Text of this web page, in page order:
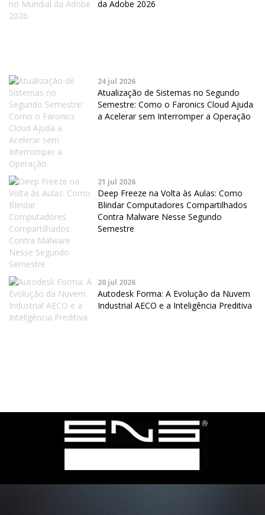
da Adobe 2026
24 jul 2026
Atualização de Sistemas no Segundo
Semestre: Como o Faronics Cloud Ajuda
a Acelerar sem Interromper a Operação
21 jul 2026
Deep Freeze na Volta às Aulas: Como
Blindar Computadores Compartilhados
Contra Malware Nesse Segundo
Semestre
20 jul 2026
Autodesk Forma: A Evolução da Nuvem
Industrial AECO e a Inteligência Preditiva